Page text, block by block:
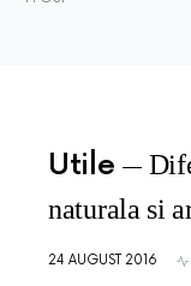
Utile
naturala si
24 AUGUST 2016